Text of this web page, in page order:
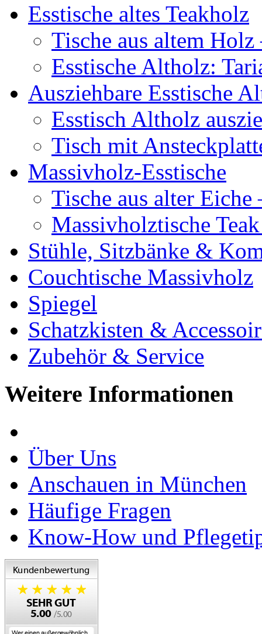
Esstische altes Teakholz
Tische aus altem
Esstische Altholz:
Ausziehbare Esstische
Esstisch Altholz
Tisch mit
Massivholz-Esstische
Tische aus alter
Massivholztische
Stühle, Sitzbänke &
Couchtische Massivholz
Spiegel
Schatzkisten &
Zubehör & Service
Weitere Informationen
Über Uns
Anschauen in München
Häufige Fragen
Know-How und